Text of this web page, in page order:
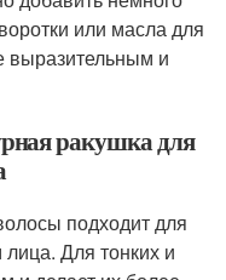
или масла для
выразительным и
ракушка для
подходит для
Для тонких и